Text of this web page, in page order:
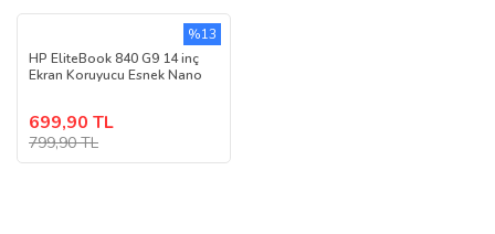
HP EliteBook 840 G9 14 inç
Ekran Koruyucu Esnek Nano
699,90 TL
799,90 TL
%13